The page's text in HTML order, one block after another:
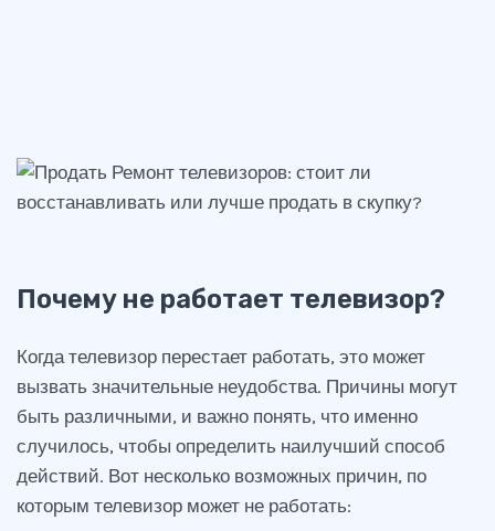
Почему не работает телевизор?
Когда телевизор перестает работать, это может
вызвать значительные неудобства. Причины могут
быть различными, и важно понять, что именно
случилось, чтобы определить наилучший способ
действий. Вот несколько возможных причин, по
которым телевизор может не работать: